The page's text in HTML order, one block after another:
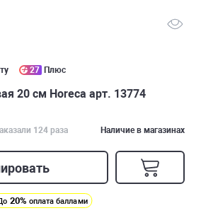
27 Плюс
20 см Horeca арт. 13774
124 раза Наличие в магазинах
20% оплата баллами